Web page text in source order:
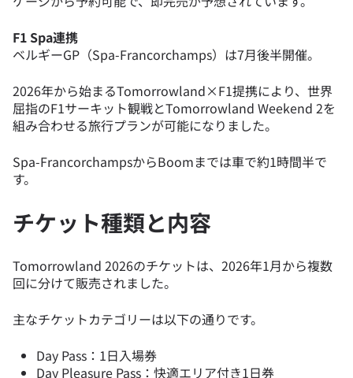
F1 Spa連携
ベルギーGP（Spa-Francorchamps）は7月後半開催。
2026年から始まるTomorrowland×F1提携により、世界
屈指のF1サーキット観戦とTomorrowland Weekend 2を
組み合わせる旅行プランが可能になりました。
Spa-FrancorchampsからBoomまでは車で約1時間半で
す。
チケット種類と内容
Tomorrowland 2026のチケットは、2026年1月から複数
回に分けて販売されました。
主なチケットカテゴリーは以下の通りです。
Day Pass：1日入場券
Day Pleasure Pass：快適エリア付き1日券